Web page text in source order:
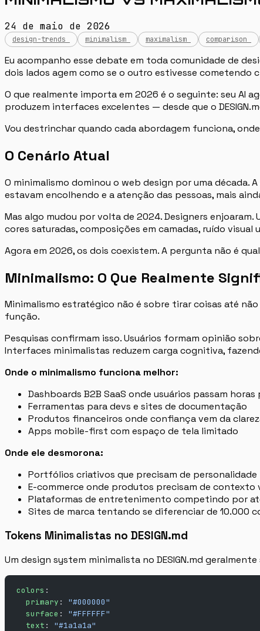
24 de maio de 2026
design-trends minimalism maximalism comparison
Eu acompanho esse debate em toda comunidade de
dois lados agem como se o outro estivesse cometendo
O que realmente importa em 2026 é o seguinte: seu AI
produzem interfaces excelentes — desde que o
Vou destrinchar quando cada abordagem funciona,
O Cenário Atual
O minimalismo dominou o web design por uma década.
estavam encolhendo e a atenção das pessoas, mais
Mas algo mudou por volta de 2024. Designers
cores saturadas, composições em camadas, ruído visual
Agora em 2026, os dois coexistem. A pergunta não é
Minimalismo: O Que Realmente
Minimalismo estratégico não é sobre tirar coisas até
função.
Pesquisas confirmam isso. Usuários formam opinião
Interfaces minimalistas reduzem carga cognitiva,
Onde o minimalismo funciona melhor:
Dashboards B2B SaaS onde usuários passam horas
Ferramentas para devs e sites de documentação
Produtos financeiros onde confiança vem da
Apps mobile-first com espaço de tela limitado
Onde ele desmorona:
Portfólios criativos que precisam de personalidade
E-commerce onde produtos precisam de contexto
Plataformas de entretenimento competindo por
Sites de marca tentando se diferenciar de 10.000
Tokens Minimalistas no DESIGN.md
Um design system minimalista no DESIGN.md
colors :
  primary
: "#000000"
  surface
: "#FFFFFF"
  text
: "#1a1a1a"